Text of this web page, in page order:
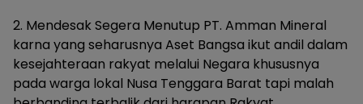
2. Mendesak Segera Menutup PT. Amman Mineral
karna yang seharusnya Aset Bangsa ikut andil dalam
kesejahteraan rakyat melalui Negara khususnya
pada warga lokal Nusa Tenggara Barat tapi malah